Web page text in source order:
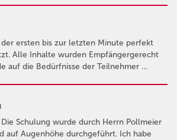
der ersten bis zur letzten Minute perfekt
Alle Inhalte wurden Empfängergerecht
auf die Bedürfnisse der Teilnehmer …
Schulung wurde durch Herrn Pollmeier
auf Augenhöhe durchgeführt. Ich habe